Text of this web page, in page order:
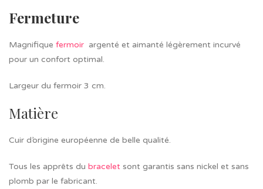
Fermeture
Magnifique fermoir argenté et aimanté légèrement incurvé
pour un confort optimal.
Largeur du fermoir 3 cm.
Matière
Cuir d’origine européenne de belle qualité.
Tous les apprêts du bracelet sont garantis sans nickel et sans
plomb par le fabricant.